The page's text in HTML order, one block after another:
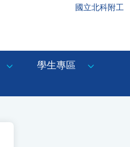
國立北科附工
學生專區